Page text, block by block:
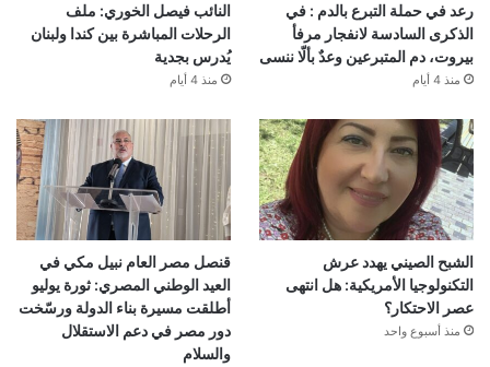
رعد في حملة التبرع بالدم : في
الذكرى السادسة لانفجار مرفأ
بيروت، دم المتبرعين وعدٌ بألّا ننسى
منذ 4 أيام
النائب فيصل الخوري: ملف
الرحلات المباشرة بين كندا ولبنان
يُدرس بجدية
منذ 4 أيام
الشبح الصيني يهدد عرش
التكنولوجيا الأمريكية: هل انتهى
عصر الاحتكار؟
منذ أسبوع واحد
قنصل مصر العام نبيل مكي في
العيد الوطني المصري: ثورة يوليو
أطلقت مسيرة بناء الدولة ورسّخت
دور مصر في دعم الاستقلال
والسلام